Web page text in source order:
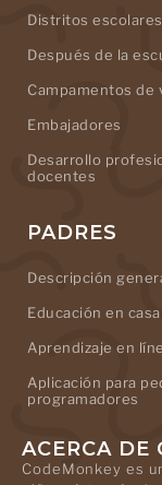
Distritos escolares
Después de la
Campamentos de
Embajadores
Desarrollo
docentes
PADRES
Descripción
Educación en casa
Aprendizaje en
Aplicación para
programadores
ACERCA DE
CodeMonkey es